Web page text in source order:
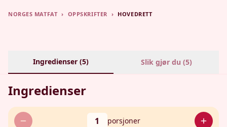
NORGES MATFAT › OPPSKRIFTER › HOVEDRETT
Ingredienser (5) Slik gjør du (5)
Ingredienser
1 porsjoner